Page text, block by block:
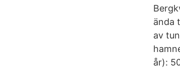
ända
av
år):